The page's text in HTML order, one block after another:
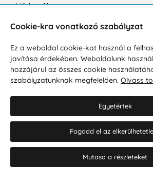
Hírlevél
Hozzájárulok a személyes adatok
Személyes adatok védelmére vonatkozó
Cookie-
Cookie-kra vonatkozó szabályzat
Ez a weboldal cookie-kat használ a
javítása érdekében. Weboldalunk
hozzájárul az összes cookie
szabályzatunknak megfelelően. Olvass
Egyetértek
Fogadd el az
Mutasd a részleteket